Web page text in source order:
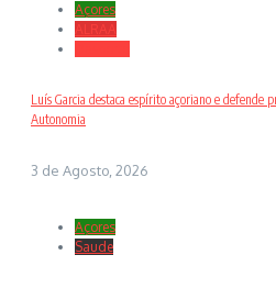
Açores
ALRAA
Luís Garcia destaca espírito açoriano e defende
Autonomia
3 de Agosto, 2026
Açores
Saude